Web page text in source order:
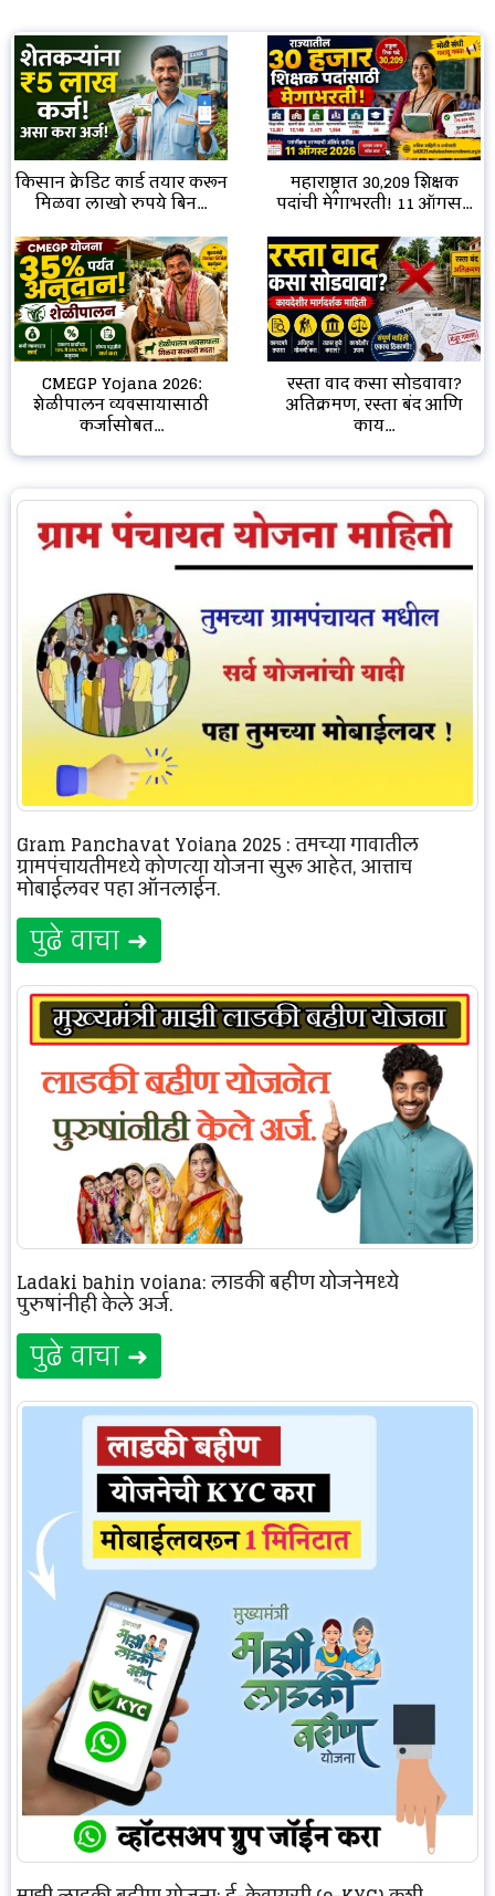
किसान क्रेडिट कार्ड तयार करून
मिळवा लाखो रुपये बिन...
महाराष्ट्रात 30,209 शिक्षक
पदांची मेगाभरती! 11 ऑगस...
CMEGP Yojana 2026:
शेळीपालन व्यवसायासाठी
कर्जासोबत...
रस्ता वाद कसा सोडवावा?
अतिक्रमण, रस्ता बंद आणि
काय...
Gram Panchayat Yojana 2025 : तुमच्या गावातील
ग्रामपंचायतीमध्ये कोणत्या योजना सुरू आहेत, आत्ताच
मोबाईलवर पहा ऑनलाईन.
पुढे वाचा ➜
Ladaki bahin yojana: लाडकी बहीण योजनेमध्ये
पुरुषांनीही केले अर्ज.
पुढे वाचा ➜